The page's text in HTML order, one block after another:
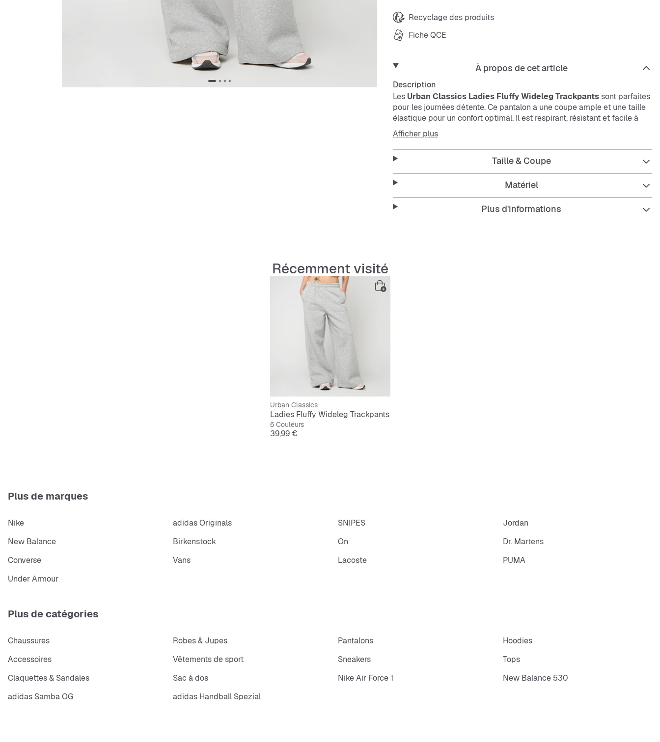
Recyclage des produits
Fiche QCE
À propos de cet article
Description
Les Urban Classics Ladies Fluffy Wideleg Trackpantssont parfaites
pour les journées détente. Ce pantalon a une coupe ample et une taille
élastique pour un confort optimal. Il est respirant, résistant et facile à
entretenir. Les poches latérales permettent de ranger quelques petits
objets, et la coupe large donne un style décontracté.
Afficher plus
Taille & Coupe
Matériel
Plus d'informations
Récemment visité
Urban Classics
Ladies Fluffy Wideleg Trackpants
6 Couleurs
Prix
39,99 €
Plus de marques
Nike adidas Originals SNIPES
Jordan
New Balance
Birkenstock On
Dr. Martens
Converse
Vans Lacoste
PUMA
Under Armour
Plus de catégories
Chaussures Robes & Jupes Pantalons
Hoodies
Accessoires
Vêtements de sport Sneakers
Tops
Claquettes & Sandales
Sac à dos Nike Air Force 1
New Balance 530
adidas Samba OG
adidas Handball Spezial